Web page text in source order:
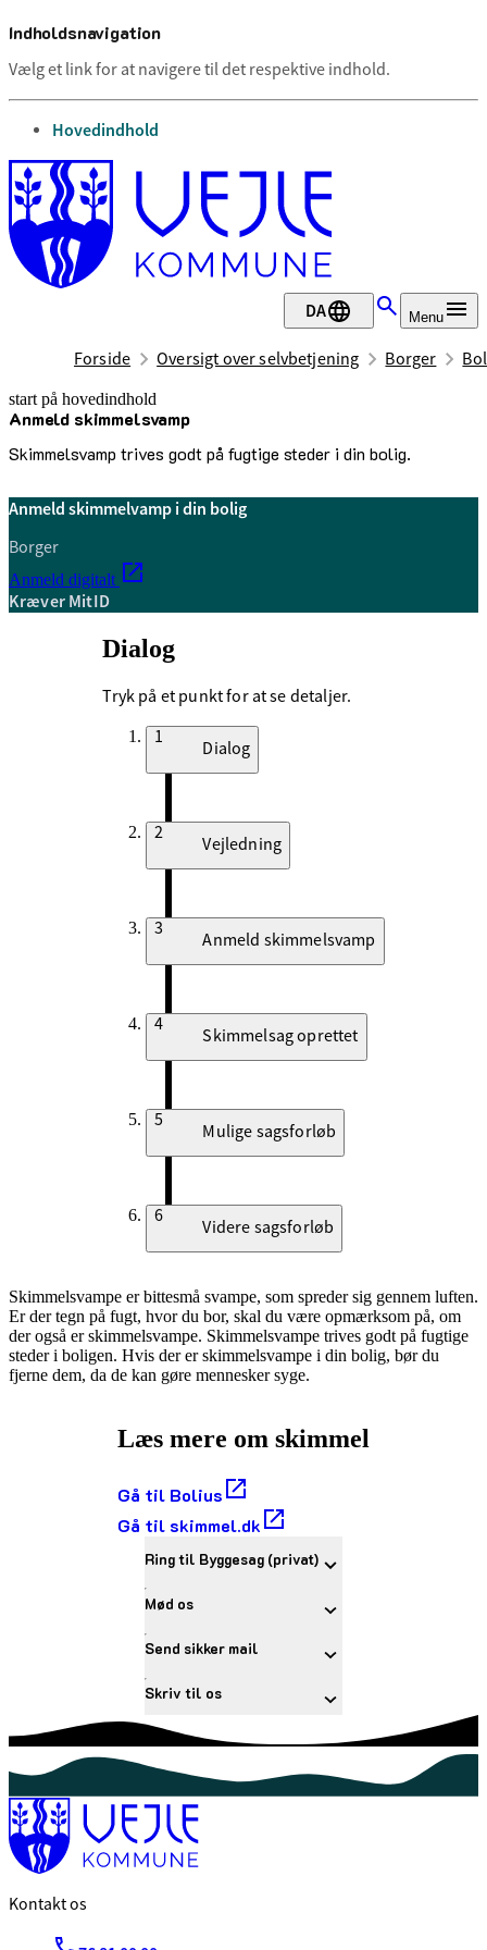
Indholdsnavigation
Vælg et link for at navigere til det respektive indhold.
gå til
Hovedindhold
DA Menu
Forside Oversigt over selvbetjening Borger
start på hovedindhold
Anmeld skimmelsvamp
Skimmelsvamp trives godt på fugtige steder i din bolig.
senest opdateret 13. august 2025
Anmeld skimmelvamp i din bolig
Borger
Anmeld digitalt
Kræver MitID
Dialog
Tryk på et punkt for at se detaljer.
1
Dialog
2
Vejledning
3
Anmeld skimmelsvamp
4
Skimmelsag oprettet
5
Mulige sagsforløb
6
Videre sagsforløb
Skimmelsvampe er bittesmå svampe, som spreder sig gennem luften.
Er der tegn på fugt, hvor du bor, skal du være opmærksom på, om
der også er skimmelsvampe. Skimmelsvampe trives godt på fugtige
steder i boligen. Hvis der er skimmelsvampe i din bolig, bør du
fjerne dem, da de kan gøre mennesker syge.
Læs mere om skimmel
Gå til Bolius
Gå til skimmel.dk
Ring til Byggesag (privat)
Mød os
Send sikker mail
Skriv til os
Kontakt os